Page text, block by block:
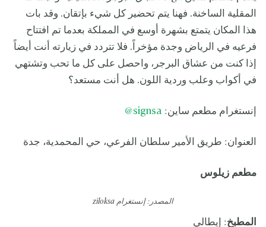
المقلية الساخنة. فهنا يتم تحضير كل شيء بإتقان. وقد بات
هذا المكان يتمتع بشهرة أوسع في المملكة بعدما تم افتتاح
فرعيه في الرياض وجدة مؤخراً. فلا تتردد في زيارته أنت أيضاً
إذا كنت من عشاق البرجر، واحصل على كل ما تحب وتشتهي
في أكواب وعلب وردية اللون. هل أنت مستعد؟
إنستغرام مطعم ساين: signsa@
العنوان: طريق الأمير سلطان الفرعي، حي المحمدية، جدة
مطعم زيلوس
المصدر: إنستغرام ziloksa
المطبخ: إيطالي